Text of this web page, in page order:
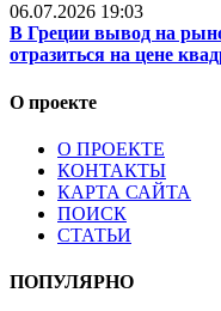
06.07.2026 19:03
В Греции вывод на
отразиться на цене
О проекте
О ПРОЕКТЕ
КОНТАКТЫ
КАРТА САЙТА
ПОИСК
СТАТЬИ
ПОПУЛЯРНО